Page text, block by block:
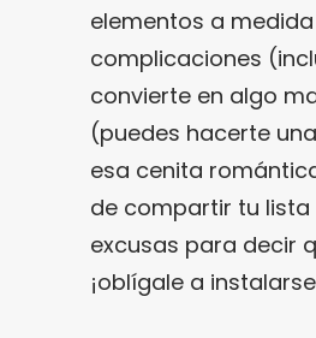
elementos a
complicaciones
convierte en algo
(puedes hacerte
esa cenita
de compartir tu
excusas para decir
¡oblígale a instalarse